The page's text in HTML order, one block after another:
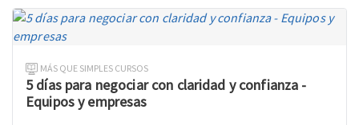
MÁS QUE SIMPLES CURSOS
5 días para negociar con claridad y confianza -
Equipos y empresas